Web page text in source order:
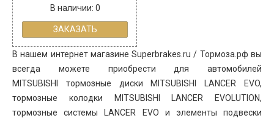
В наличии: 0
ЗАКАЗАТЬ
В нашем интернет магазине Superbrakes.ru / Тормоза.рф вы
всегда можете приобрести для автомобилей
MITSUBISHI тормозные диски MITSUBISHI LANCER EVO,
тормозные колодки MITSUBISHI LANCER EVOLUTION,
тормозные системы LANCER EVO и элементы подвески